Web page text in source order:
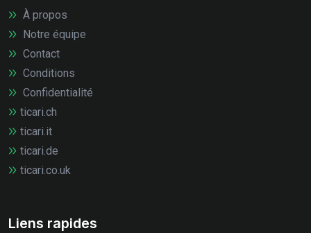
À propos
Notre équipe
Contact
Conditions
Confidentialité
ticari.ch
ticari.it
ticari.de
ticari.co.uk
Liens rapides